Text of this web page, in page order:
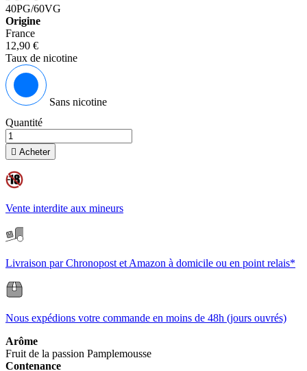
40PG/60VG
Origine
France
12,90 €
Taux de nicotine
Sans nicotine
Quantité
 Acheter
Vente interdite aux mineurs
Livraison par Chronopost et Amazon à domicile ou en point relais*
Nous expédions votre commande en moins de 48h (jours ouvrés)
Arôme
Fruit de la passion Pamplemousse
Contenance